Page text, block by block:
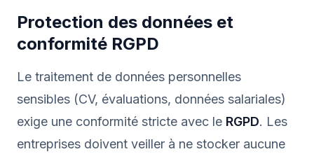
Protection des données et
conformité RGPD
Le traitement de données personnelles
sensibles (CV, évaluations, données salariales)
exige une conformité stricte avec le RGPD. Les
entreprises doivent veiller à ne stocker aucune